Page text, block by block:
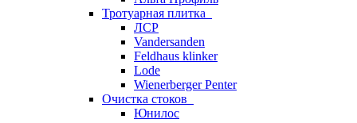
Тротуарная плитка
ЛСР
Vandersanden
Feldhaus klinker
Lode
Wienerberger Penter
Очистка стоков
Юнилос